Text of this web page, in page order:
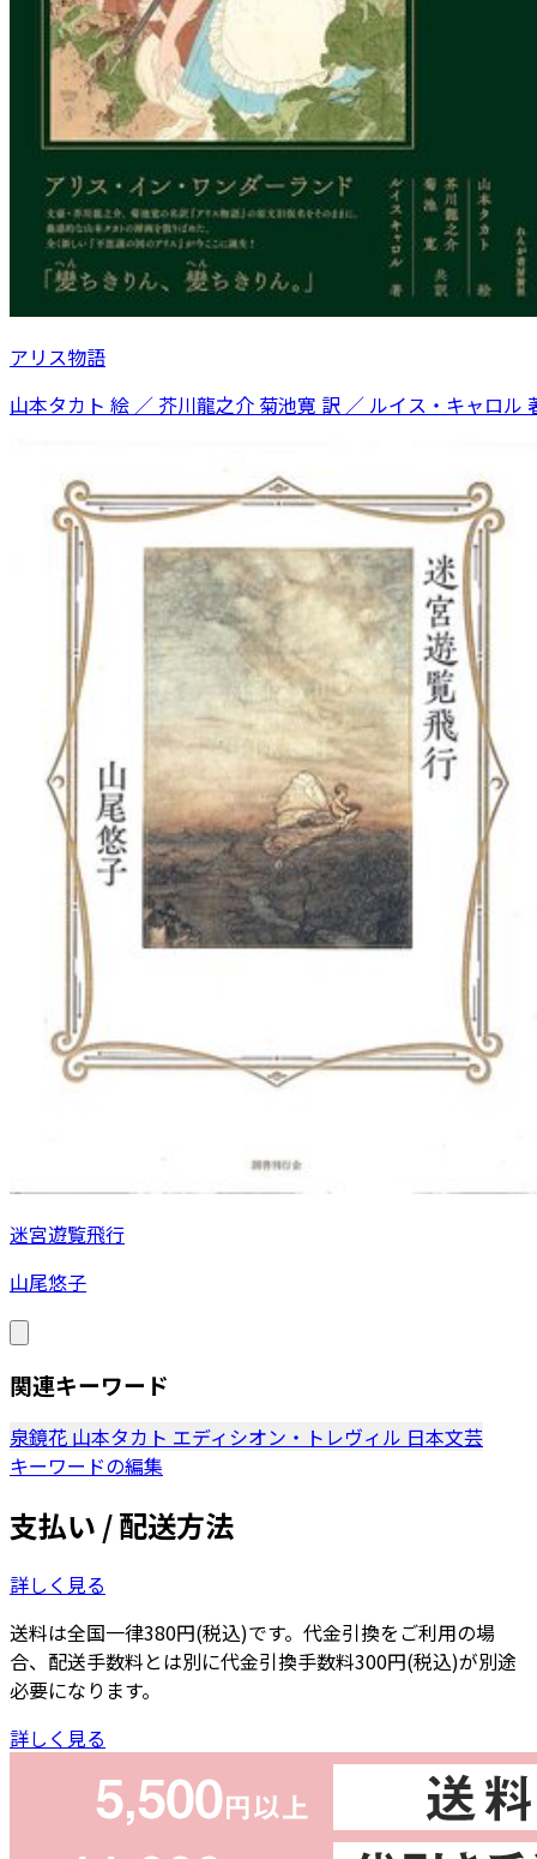
アリス物語
山本タカト 絵 ／ 芥川龍之介 菊池寛 訳 ／ ルイス・キャロル
迷宮遊覧飛行
山尾悠子
関連キーワード
泉鏡花 山本タカト エディシオン・トレヴィル 日本文芸
キーワードの編集
支払い / 配送方法
詳しく見る
送料は全国一律380円(税込)です。代金引換をご利用の場
合、配送手数料とは別に代金引換手数料300円(税込)が別途
必要になります。
詳しく見る